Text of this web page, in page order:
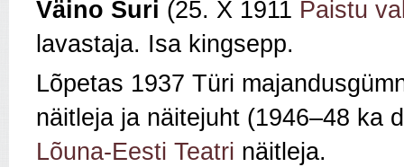
Väino Suri (25. X 1911 Paistu
lavastaja. Isa kingsepp.
Lõpetas 1937 Türi
näitleja ja näitejuht (1946–48 ka
Lõuna‑Eesti Teatri näitleja.